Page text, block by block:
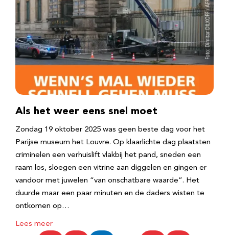
Als het weer eens snel moet
Zondag 19 oktober 2025 was geen beste dag voor het
Parijse museum het Louvre. Op klaarlichte dag plaatsten
criminelen een verhuislift vlakbij het pand, sneden een
raam los, sloegen een vitrine aan diggelen en gingen er
vandoor met juwelen “van onschatbare waarde”. Het
duurde maar een paar minuten en de daders wisten te
ontkomen op…
Lees meer